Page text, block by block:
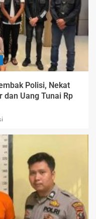
Polisi, Nekat
dan Uang Tunai Rp